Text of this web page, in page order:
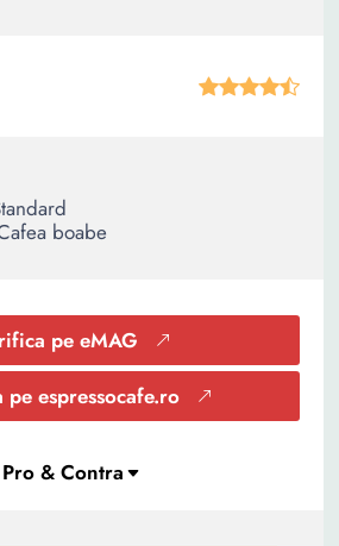
boabe
pe eMAG
espressocafe.ro